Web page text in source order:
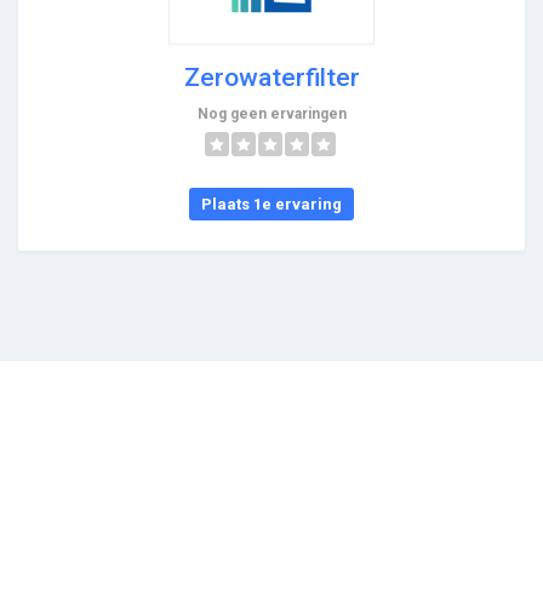
Zerowaterfilter
Nog geen ervaringen
Plaats 1e ervaring